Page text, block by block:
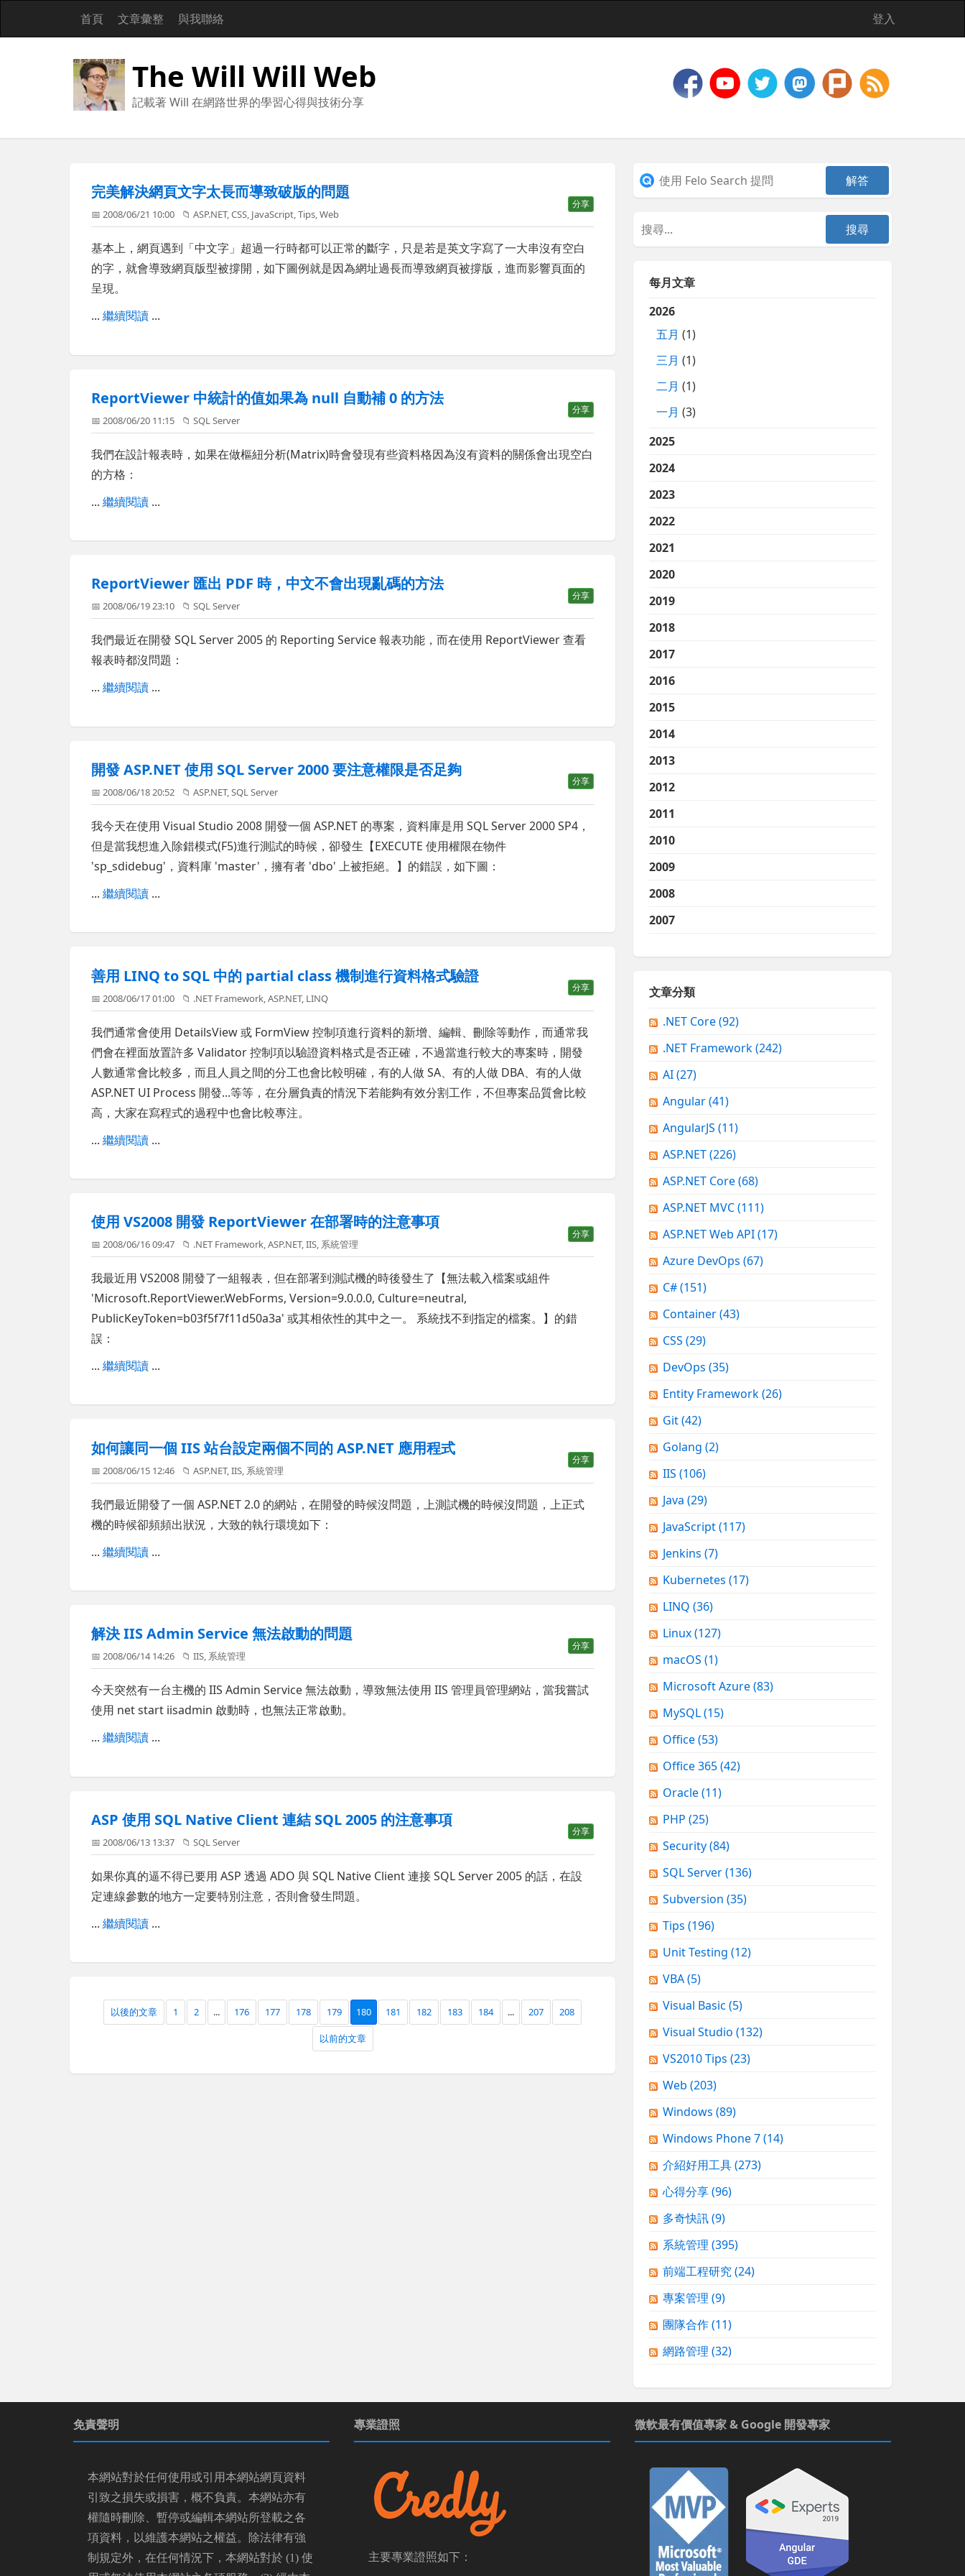
首頁 文章彙整 與我聯絡 登入
The Will Will Web
記載著 Will 在網路世界的學習心得與技術分享
完美解決網頁文字太長而導致破版的問題
分享
📅 2008/06/21 10:00 📁ASP.NET,CSS, JavaScript,Tips,Web
基本上，網頁遇到「中文字」超過一行時都可以正常的斷字，只是若是英文字寫了一大串沒有空白
的字，就會導致網頁版型被撐開，如下圖例就是因為網址過長而導致網頁被撐版，進而影響頁面的
呈現。
...繼續閱讀 ...
ReportViewer 中統計的值如果為 null 自動補 0 的方法
分享
📅 2008/06/20 11:15 📁SQL Server
我們在設計報表時，如果在做樞紐分析(Matrix)時會發現有些資料格因為沒有資料的關係會出現空白
的方格：
...繼續閱讀 ...
ReportViewer 匯出 PDF 時，中文不會出現亂碼的方法
分享
📅 2008/06/19 23:10 📁SQL Server
我們最近在開發 SQL Server 2005 的 Reporting Service 報表功能，而在使用 ReportViewer 查看
報表時都沒問題：
...繼續閱讀 ...
開發 ASP.NET 使用 SQL Server 2000 要注意權限是否足夠
分享
📅 2008/06/18 20:52 📁ASP.NET,SQL Server
我今天在使用 Visual Studio 2008 開發一個 ASP.NET 的專案，資料庫是用 SQL Server 2000 SP4，
但是當我想進入除錯模式(F5)進行測試的時候，卻發生【EXECUTE 使用權限在物件
'sp_sdidebug'，資料庫 'master'，擁有者 'dbo' 上被拒絕。】的錯誤，如下圖：
...繼續閱讀 ...
善用 LINQ to SQL 中的 partial class 機制進行資料格式驗證
分享
📅 2008/06/17 01:00 📁 .NET Framework ,ASP.NET, LINQ
我們通常會使用 DetailsView 或 FormView 控制項進行資料的新增、編輯、刪除等動作，而通常我
們會在裡面放置許多 Validator 控制項以驗證資料格式是否正確，不過當進行較大的專案時，開發
人數通常會比較多，而且人員之間的分工也會比較明確，有的人做 SA、有的人做 DBA、有的人做
ASP.NET UI Process 開發...等等，在分層負責的情況下若能夠有效分割工作，不但專案品質會比較
高，大家在寫程式的過程中也會比較專注。
...繼續閱讀 ...
使用 VS2008 開發 ReportViewer 在部署時的注意事項
分享
📅 2008/06/16 09:47 📁 .NET Framework,ASP.NET,IIS, 系統管理
我最近用 VS2008 開發了一組報表，但在部署到測試機的時後發生了【無法載入檔案或組件
'Microsoft.ReportViewer.WebForms, Version=9.0.0.0, Culture=neutral,
PublicKeyToken=b03f5f7f11d50a3a' 或其相依性的其中之一。 系統找不到指定的檔案。】的錯
誤：
...繼續閱讀 ...
如何讓同一個 IIS 站台設定兩個不同的 ASP.NET 應用程式
分享
📅 2008/06/15 12:46 📁ASP.NET,IIS, 系統管理
我們最近開發了一個 ASP.NET 2.0 的網站，在開發的時候沒問題，上測試機的時候沒問題，上正式
機的時候卻頻頻出狀況，大致的執行環境如下：
...繼續閱讀 ...
解決 IIS Admin Service 無法啟動的問題
分享
📅 2008/06/14 14:26 📁IIS, 系統管理
今天突然有一台主機的 IIS Admin Service 無法啟動，導致無法使用 IIS 管理員管理網站，當我嘗試
使用 net start iisadmin 啟動時，也無法正常啟動。
...繼續閱讀 ...
ASP 使用 SQL Native Client 連結 SQL 2005 的注意事項
分享
📅 2008/06/13 13:37 📁SQL Server
如果你真的逼不得已要用 ASP 透過 ADO 與 SQL Native Client 連接 SQL Server 2005 的話，在設
定連線參數的地方一定要特別注意，否則會發生問題。
...繼續閱讀 ...
以後的文章 1 2 ... 176 177 178 179 180 181 182 183 184 ... 207 208
以前的文章
每月文章
2026
五月 (1)
三月 (1)
二月 (1)
一月 (3)
2025
2024
2023
2022
2021
2020
2019
2018
2017
2016
2015
2014
2013
2012
2011
2010
2009
2008
2007
文章分類
.NET Core(92)
.NET Framework(242)
AI(27)
Angular(41)
AngularJS (11)
ASP.NET(226)
ASP.NET Core(68)
ASP.NET MVC(111)
ASP.NET Web API(17)
Azure DevOps (67)
C#(151)
Container(43)
CSS (29)
DevOps (35)
Entity Framework(26)
Git(42)
Golang (2)
IIS (106)
Java (29)
JavaScript(117)
Jenkins (7)
Kubernetes (17)
LINQ (36)
Linux(127)
macOS (1)
Microsoft Azure(83)
MySQL(15)
Office(53)
Office 365(42)
Oracle(11)
PHP (25)
Security(84)
SQL Server(136)
Subversion (35)
Tips (196)
Unit Testing (12)
VBA(5)
Visual Basic (5)
Visual Studio (132)
VS2010 Tips (23)
Web (203)
Windows (89)
Windows Phone 7(14)
介紹好用工具(273)
心得分享(96)
多奇快訊(9)
系統管理 (395)
前端工程研究(24)
專案管理 (9)
團隊合作(11)
網路管理 (32)
免責聲明
本網站對於任何使用或引用本網站網頁資料
引致之損失或損害，概不負責。本網站亦有
權隨時刪除、暫停或編輯本網站所登載之各
項資料，以維護本網站之權益。除法律有強
制規定外，在任何情況下，本網站對於 (1) 使
專業證照
主要專業證照如下：
微軟最有價值專家 & Google 開發專家